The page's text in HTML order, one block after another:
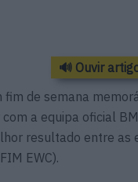
🔊 Ouvir
fim de semana
a equipa oficial
resultado entre as
EWC).